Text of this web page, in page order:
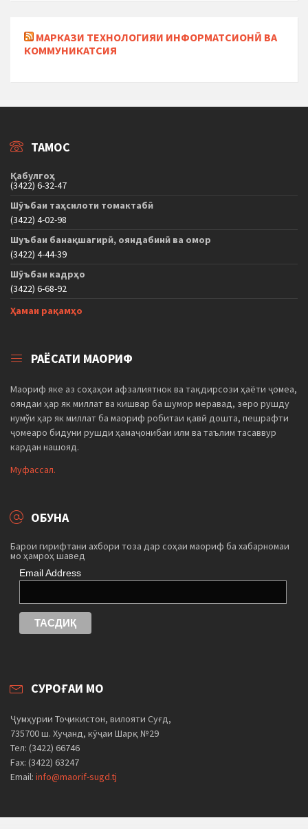
МАРКАЗИ ТЕХНОЛОГИЯИ ИНФОРМАТСИОНӢ ВА
КОММУНИКАТСИЯ
ТАМОС
Қабулгоҳ
(3422) 6-32-47
Шӯъбаи таҳсилоти томактабӣ
(3422) 4-02-98
Шуъбаи банақшагирӣ, ояндабинӣ ва омор
(3422) 4-44-39
Шӯъбаи кадрҳо
(3422) 6-68-92
Ҳамаи рақамҳо
РАЁСАТИ МАОРИФ
Маориф яке аз соҳаҳои афзалиятнок ва тақдирсози ҳаёти ҷомеа,
ояндаи ҳар як миллат ва кишвар ба шумор меравад, зеро рушду
нумўи ҳар як миллат ба маориф робитаи қавӣ дошта, пешрафти
ҷомеаро бидуни рушди ҳамаҷонибаи илм ва таълим тасаввур
кардан нашояд.
Муфассал.
ОБУНА
Барои гирифтани ахбори тоза дар соҳаи маориф ба хабарномаи
мо ҳамроҳ шавед
Email Address
СУРОҒАИ МО
Ҷумҳурии Тоҷикистон, вилояти Суғд,
735700 ш. Хуҷанд, кӯҷаи Шарқ №29
Тел: (3422) 66746
Fax: (3422) 63247
Email: info@maorif-sugd.tj